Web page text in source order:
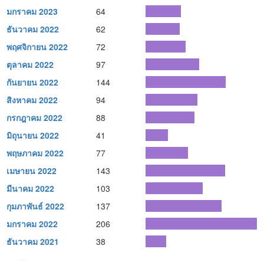
มกราคม 2023
64
ธันวาคม 2022
62
พฤศจิกายน 2022
72
ตุลาคม 2022
97
กันยายน 2022
144
สิงหาคม 2022
94
กรกฎาคม 2022
88
มิถุนายน 2022
41
พฤษภาคม 2022
77
เมษายน 2022
143
มีนาคม 2022
103
กุมภาพันธ์ 2022
137
มกราคม 2022
206
ธันวาคม 2021
38